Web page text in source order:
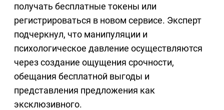
получать бесплатные токены или
регистрироваться в новом сервисе. Эксперт
подчеркнул, что манипуляции и
психологическое давление осуществляются
через создание ощущения срочности,
обещания бесплатной выгоды и
представления предложения как
эксклюзивного.